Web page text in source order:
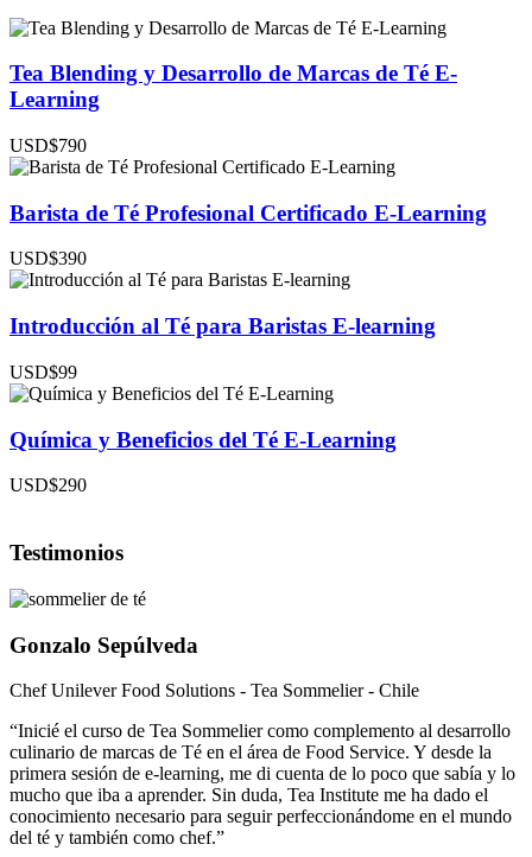
TÉ
Tea Blending y Desarrollo de Marcas de Té E-
Learning
USD$790
Barista de Té Profesional Certificado E-Learning
USD$390
Introducción al Té para Baristas E-learning
USD$99
Química y Beneficios del Té E-Learning
USD$290
Testimonios
Gonzalo Sepúlveda
Chef Unilever Food Solutions - Tea Sommelier - Chile
“Inicié el curso de Tea Sommelier como complemento al desarrollo
culinario de marcas de Té en el área de Food Service. Y desde la
primera sesión de e-learning, me di cuenta de lo poco que sabía y lo
mucho que iba a aprender. Sin duda, Tea Institute me ha dado el
conocimiento necesario para seguir perfeccionándome en el mundo
del té y también como chef.”